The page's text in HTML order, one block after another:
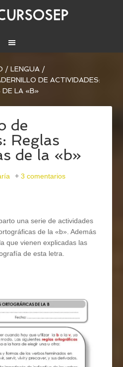
/ LENGUA /
DE ACTIVIDADES:
DE LA «B»
de
Reglas
de la «b»
3 comentarios
una serie de actividades
de la «b». Además
que vienen explicadas las
de esta letra.